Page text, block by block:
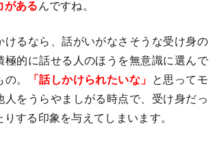
があるんですね。
けるなら、話がいがなさそうな受け身の
極的に話せる人のほうを無意識に選んで
。
「話しかけられたいな」 と思ってモ
人をうらやましがる時点で、受け身だっ
する印象を与えてしまいます。